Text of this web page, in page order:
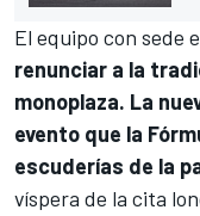
El equipo con sede
renunciar a la
monoplaza. La
evento que la
escuderías de la
víspera de la cita